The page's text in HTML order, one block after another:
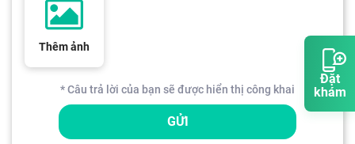
Đặt
khám
Thêm ảnh
* Câu trả lời của bạn sẽ được hiển thị công khai
GỬI